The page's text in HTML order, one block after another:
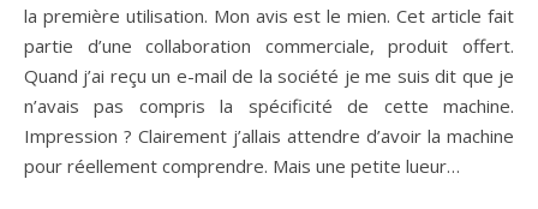
la première utilisation. Mon avis est le mien. Cet article fait
partie d’une collaboration commerciale, produit offert.
Quand j’ai reçu un e-mail de la société je me suis dit que je
n’avais pas compris la spécificité de cette machine.
Impression ? Clairement j’allais attendre d’avoir la machine
pour réellement comprendre. Mais une petite lueur…